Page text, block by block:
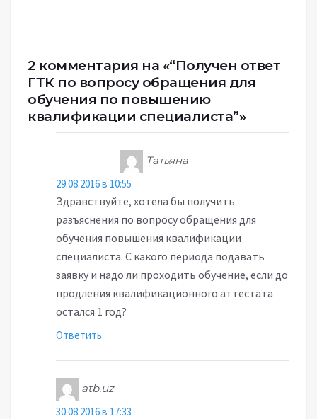
2 комментария на «“Получен ответ
ГТК по вопросу обращения для
обучения по повышению
квалификации специалиста”»
Татьяна
29.08.2016 в 10:55
Здравствуйте, хотела бы получить
разъяснения по вопросу обращения для
обучения повышения квалификации
специалиста. С какого периода подавать
заявку и надо ли проходить обучение, если до
продления квалификационного аттестата
остался 1 год?
Ответить
atb.uz:
30.08.2016 в 17:33